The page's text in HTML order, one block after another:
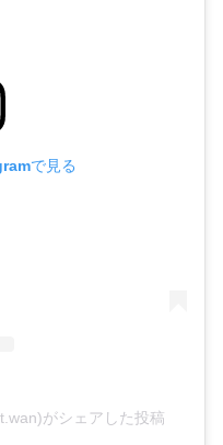
で見る
がシェアした投稿